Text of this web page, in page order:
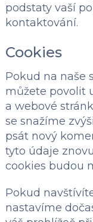
podstaty vaší
kontaktování.
Cookies
Pokud na naše
můžete povolit
a webové
se snažíme
psát nový
tyto údaje
cookies budou
Pokud
nastavíme